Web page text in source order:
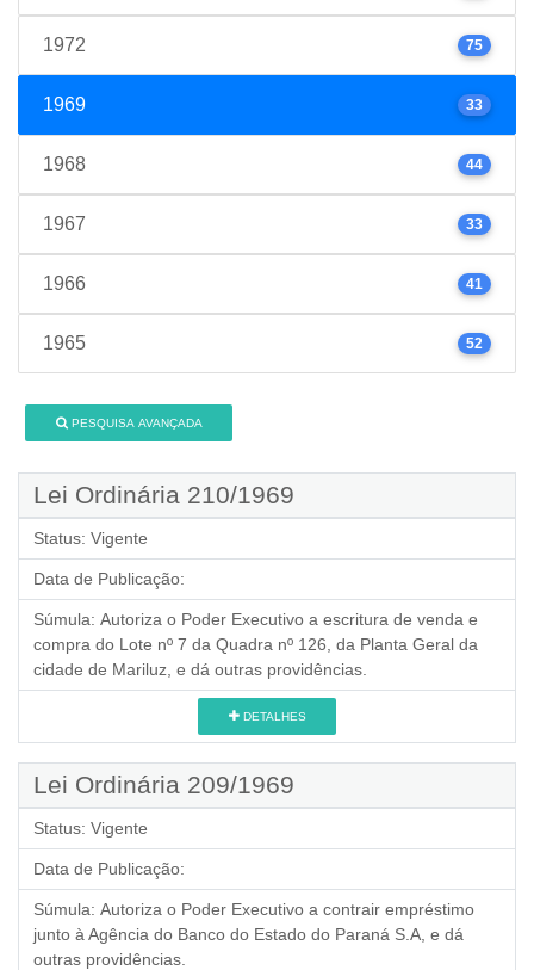
1972 75
1969 33
1968 44
1967 33
1966 41
1965 52
PESQUISA AVANÇADA
Lei Ordinária 210/1969
Status: Vigente
Data de Publicação:
Súmula: Autoriza o Poder Executivo a escritura de venda e
compra do Lote nº 7 da Quadra nº 126, da Planta Geral da
cidade de Mariluz, e dá outras providências.
DETALHES
Lei Ordinária 209/1969
Status: Vigente
Data de Publicação:
Súmula: Autoriza o Poder Executivo a contrair empréstimo
junto à Agência do Banco do Estado do Paraná S.A, e dá
outras providências.